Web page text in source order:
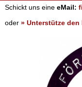
Schickt uns eine eMail:
oder » Unterstütze den